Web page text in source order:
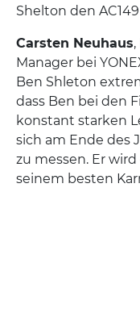
Shelton den
Carsten Neuhaus
Manager bei
Ben Shleton
dass Ben bei den
konstant starken
sich am Ende des
zu messen. Er
seinem besten